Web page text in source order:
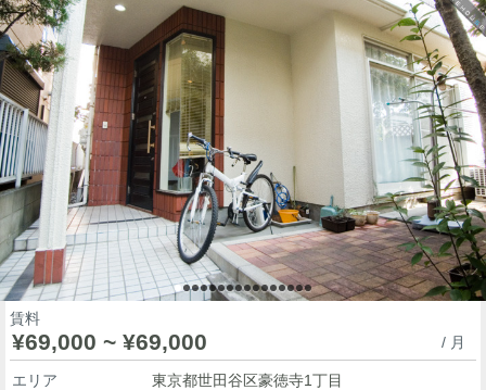
賃料
¥69,000 ~ ¥69,000 / 月
エリア 東京都世田谷区豪徳寺1丁目